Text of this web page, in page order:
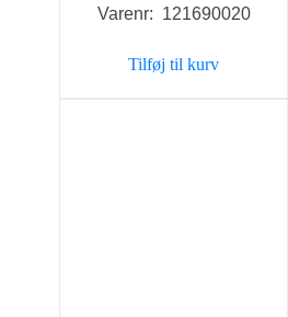
Varenr: 121690020
Tilføj til kurv